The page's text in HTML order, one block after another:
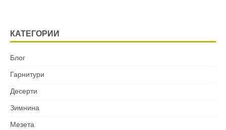
КАТЕГОРИИ
Блог
Гарнитури
Десерти
Зимнина
Мезета